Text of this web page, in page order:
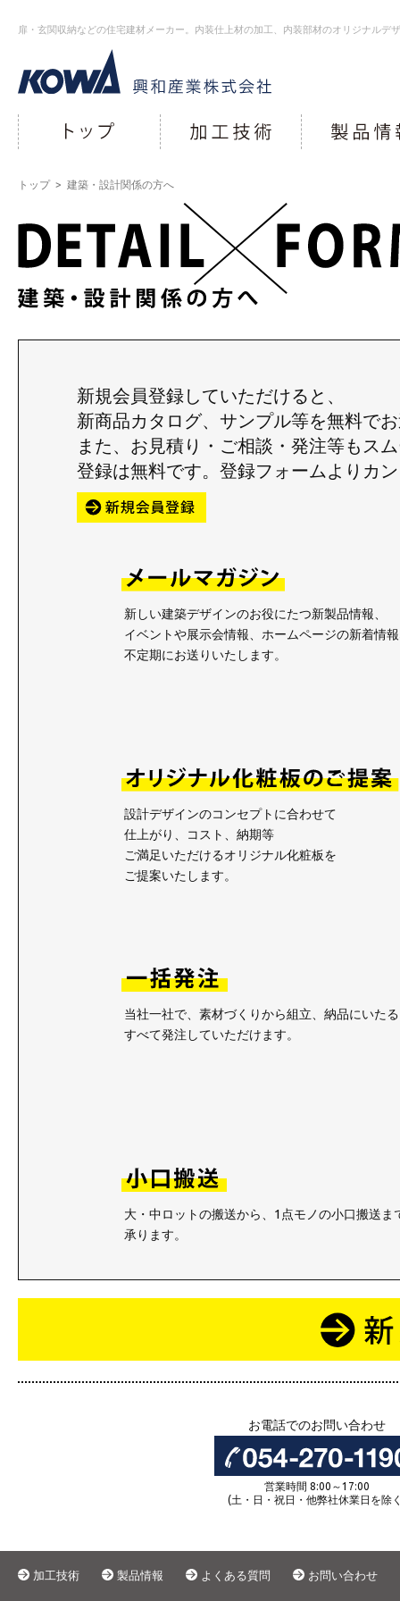
扉・玄関収納などの住宅建材メーカー。内装仕上材の加工、内装部材のオリジナルデ
トップ > 建築・設計関係の方へ
新規会員登録していただけると、
新商品カタログ、サンプル等を無料で
また、お見積り・ご相談・発注等もス
登録は無料です。登録フォームよりカ
新しい建築デザインのお役にたつ新製品情報、
イベントや展示会情報、ホームページの新着情
不定期にお送りいたします。
設計デザインのコンセプトに合わせて
仕上がり、コスト、納期等
ご満足いただけるオリジナル化粧板を
ご提案いたします。
当社一社で、素材づくりから組立、納品にいた
すべて発注していただけます。
大・中ロットの搬送から、1点モノの小口搬送ま
承ります。
お電話でのお問い合わせ
営業時間 8:00～17:00
(土・日・祝日・他弊社休業日を除
加工技術 製品情報 よくある質問 お問い合わせ